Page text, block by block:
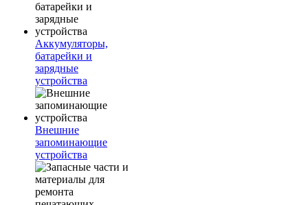
Аккумуляторы,
батарейки и
зарядные
устройства
Внешние
запоминающие
устройства